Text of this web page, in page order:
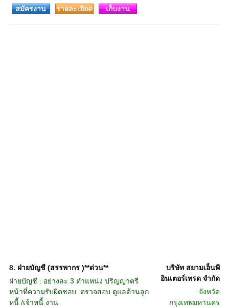
สมัครงาน รายละเอียด เก็บงาน
8. ฝ่ายบัญชี (สรรพากร )**ด่วน**
ฝ่ายบัญชี : อย่างละ 3 ตำแหน่ง ปริญญาตรี
หน้าที่ความรับผิดชอบ :ตรวจสอบ ดูแลด้านลูก
หนี้ /เจ้าหนี้ งาน
บริษัท สยามเอ็นพี
อินเตอร์เทรด จำกัด
จังหวัด
กรุงเทพมหานคร